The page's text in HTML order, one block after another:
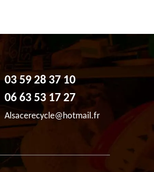
03 59 28 37 10
06 63 53 17 27
Alsacerecycle@hotmail.fr